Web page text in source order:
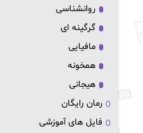
روانشناسی
گرگینه ای
مافیایی
همخونه
هیجانی
رمان رایگان
فایل های آموزشی